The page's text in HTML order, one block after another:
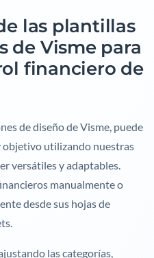
las plantillas
de Visme para
financiero de
de diseño de Visme, puede
objetivo utilizando nuestras
versátiles y adaptables.
manualmente o
desde sus hojas de
las categorías,